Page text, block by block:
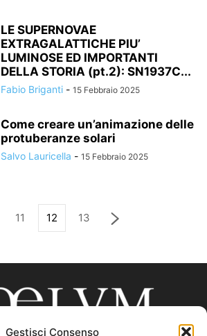
Gestisci Consenso
LE SUPERNOVAE
EXTRAGALATTICHE PIU’
LUMINOSE ED IMPORTANTI
DELLA STORIA (pt.2): SN1937C...
Fabio Briganti - 15 Febbraio 2025
Come creare un’animazione delle
protuberanze solari
Salvo Lauricella - 15 Febbraio 2025
11 12 13